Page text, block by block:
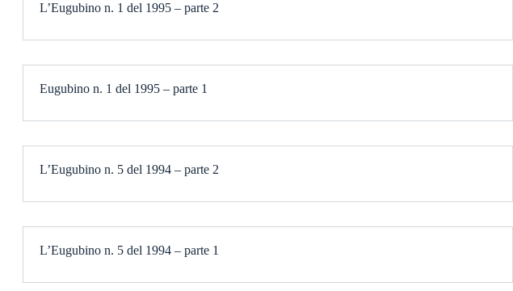
L’Eugubino n. 1 del 1995 – parte 2
Eugubino n. 1 del 1995 – parte 1
L’Eugubino n. 5 del 1994 – parte 2
L’Eugubino n. 5 del 1994 – parte 1